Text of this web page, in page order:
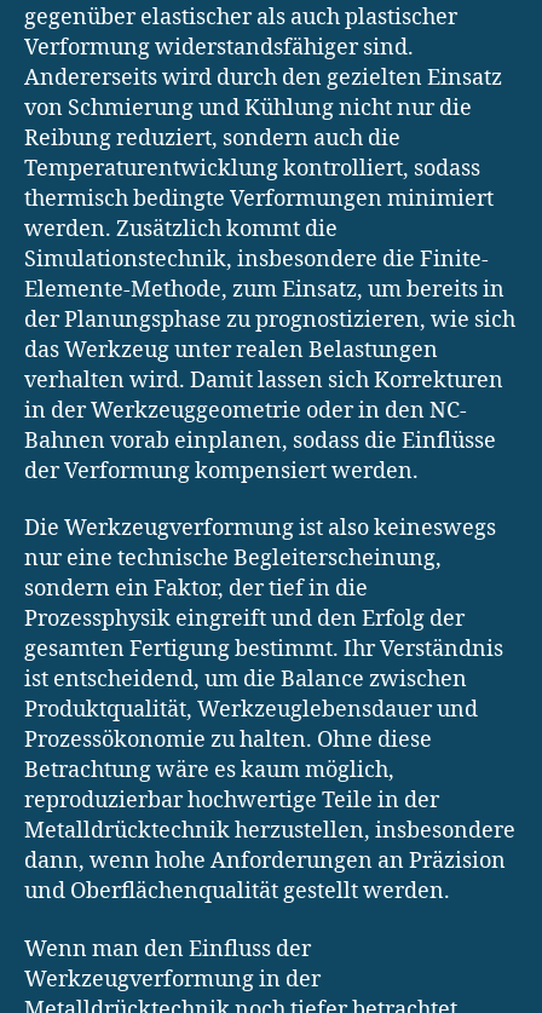
gegenüber elastischer als auch plastischer
Verformung widerstandsfähiger sind.
Andererseits wird durch den gezielten Einsatz
von Schmierung und Kühlung nicht nur die
Reibung reduziert, sondern auch die
Temperaturentwicklung kontrolliert, sodass
thermisch bedingte Verformungen minimiert
werden. Zusätzlich kommt die
Simulationstechnik, insbesondere die Finite-
Elemente-Methode, zum Einsatz, um bereits in
der Planungsphase zu prognostizieren, wie sich
das Werkzeug unter realen Belastungen
verhalten wird. Damit lassen sich Korrekturen
in der Werkzeuggeometrie oder in den NC-
Bahnen vorab einplanen, sodass die Einflüsse
der Verformung kompensiert werden.
Die Werkzeugverformung ist also keineswegs
nur eine technische Begleiterscheinung,
sondern ein Faktor, der tief in die
Prozessphysik eingreift und den Erfolg der
gesamten Fertigung bestimmt. Ihr Verständnis
ist entscheidend, um die Balance zwischen
Produktqualität, Werkzeuglebensdauer und
Prozessökonomie zu halten. Ohne diese
Betrachtung wäre es kaum möglich,
reproduzierbar hochwertige Teile in der
Metalldrücktechnik herzustellen, insbesondere
dann, wenn hohe Anforderungen an Präzision
und Oberflächenqualität gestellt werden.
Wenn man den Einfluss der
Werkzeugverformung in der